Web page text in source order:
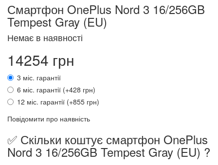
Смартфон OnePlus Nord 3 16/256GB
Tempest Gray (EU)
Немає в наявності
14254 грн
3 міс. гарантії
6 міс. гарантії (+428 грн)
12 міс. гарантії (+855 грн)
Повідомити про наявність
✅ Скільки коштує смартфон OnePlus
Nord 3 16/256GB Tempest Gray (EU) ?